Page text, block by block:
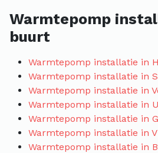
Warmtepomp
buurt
Warmtepomp installatie in
Warmtepomp installatie in
Warmtepomp installatie in
Warmtepomp installatie in
Warmtepomp installatie in
Warmtepomp installatie in
Warmtepomp installatie in